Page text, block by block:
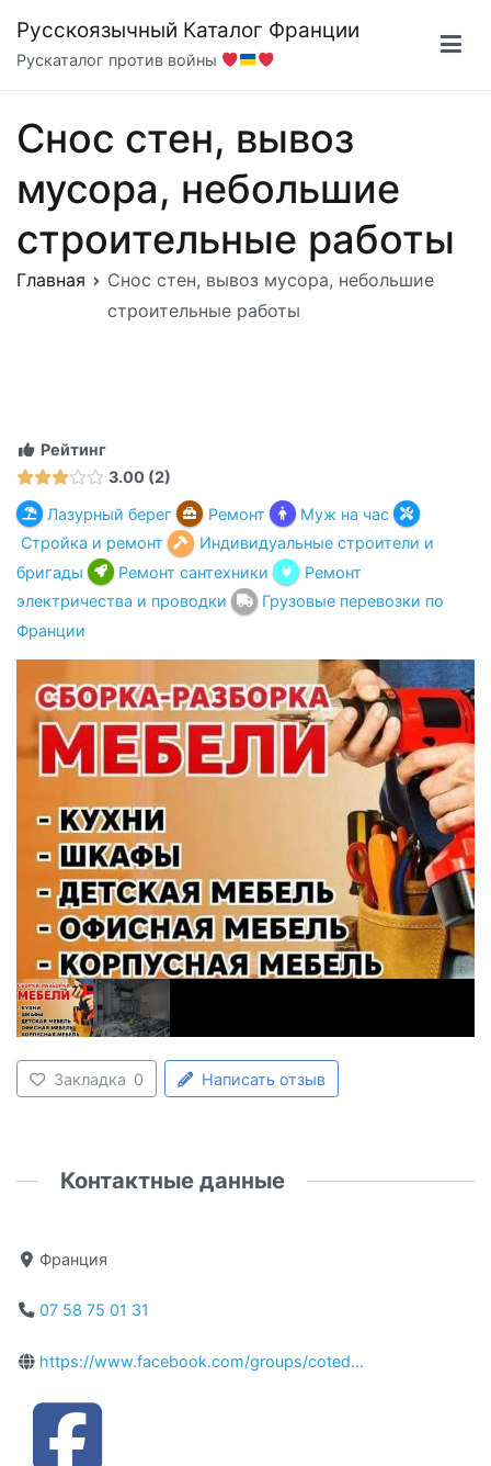
содержимому
Русскоязычный Каталог Франции
Рускаталог против войны
Снос стен, вывоз
мусора, небольшие
строительные работы
Главная
Снос стен, вывоз мусора, небольшие
строительные работы
Рейтинг
3.00 2
Лазурный берег
Ремонт
Муж на час
Стройка и ремонт
Индивидуальные строители и
бригады
Ремонт сантехники
Ремонт
электричества и проводки
Грузовые перевозки по
Франции
Закладка 0 Написать отзыв
Контактные данные
Франция
07 58 75 01 31
https://www.facebook.com/groups/coted...